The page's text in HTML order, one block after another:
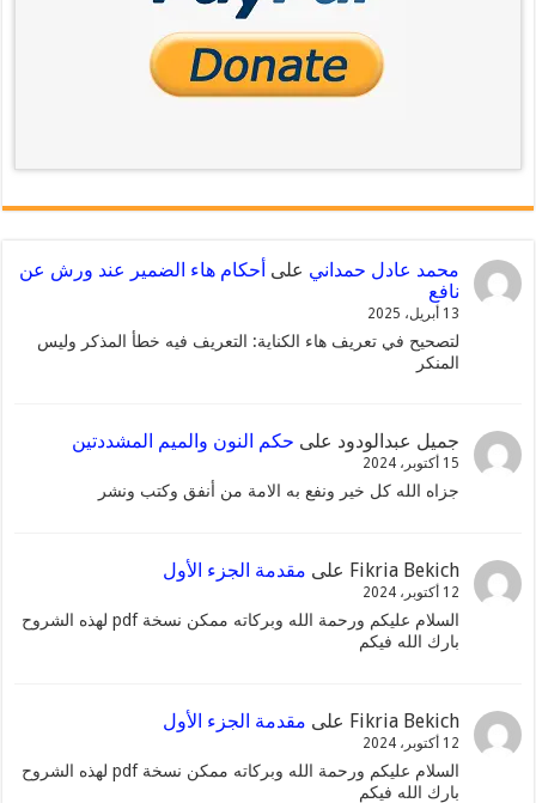
محمد عادل حمدانيعلى أحكام هاء الضمير عند ورش عن
نافع
13 أبريل، 2025
لتصحيح في تعريف هاء الكناية: التعريف فيه خطأ المذكر وليس
المنكر
جميل عبدالودودعلى حكم النون والميم المشددتين
15 أكتوبر، 2024
جزاه الله كل خير ونفع به الامة من أنفق وكتب ونشر
Fikria Bekichعلى مقدمة الجزء الأول
12 أكتوبر، 2024
السلام عليكم ورحمة الله وبركاته ممكن نسخة pdf لهذه الشروح
بارك الله فيكم
Fikria Bekichعلى مقدمة الجزء الأول
12 أكتوبر، 2024
السلام عليكم ورحمة الله وبركاته ممكن نسخة pdf لهذه الشروح
بارك الله فيكم